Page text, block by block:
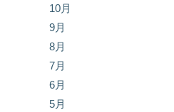
10月
9月
8月
7月
6月
5月